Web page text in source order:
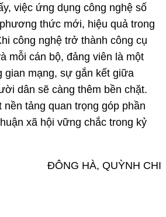
việc ứng dụng công nghệ số
thức mới, hiệu quả trong
công nghệ trở thành công cụ
mỗi cán bộ, đảng viên là một
gian mạng, sự gắn kết giữa
dân sẽ càng thêm bền chặt.
tảng quan trọng góp phần
xã hội vững chắc trong kỷ
ĐÔNG HÀ, QUỲNH CHI